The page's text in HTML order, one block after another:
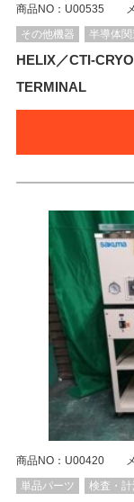
商品NO：U00535 メ
その他機器
半導体
HELIX／CTI-
TERMINAL
商品NO：U00420 メ
単品パーツ
検査・